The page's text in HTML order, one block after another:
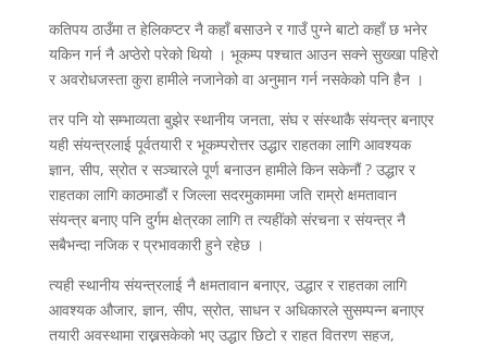
कतिपय ठाउँमा त हेलिकप्टर नै कहाँ बसाउने र गाउँ पुग्ने बाटो कहाँ छ भनेर
यकिन गर्न नै अप्ठेरो परेको थियो । भूकम्प पश्चात आउन सक्ने सुख्खा पहिरो
र अवरोधजस्ता कुरा हामीले नजानेको वा अनुमान गर्न नसकेको पनि हैन ।
तर पनि यो सम्भाव्यता बुझेर स्थानीय जनता, संघ र संस्थाकै संयन्त्र बनाएर
यही संयन्त्रलाई पूर्वतयारी र भूकम्परोत्तर उद्धार राहतका लागि आवश्यक
ज्ञान, सीप, स्रोत र सञ्चारले पूर्ण बनाउन हामीले किन सकेनौं ? उद्धार र
राहतका लागि काठमाडौं र जिल्ला सदरमुकाममा जति राम्रो क्षमतावान
संयन्त्र बनाए पनि दुर्गम क्षेत्रका लागि त त्यहींको संरचना र संयन्त्र नै
सबैभन्दा नजिक र प्रभावकारी हुने रहेछ ।
त्यही स्थानीय संयन्त्रलाई नै क्षमतावान बनाएर, उद्धार र राहतका लागि
आवश्यक औजार, ज्ञान, सीप, स्रोत, साधन र अधिकारले सुसम्पन्न बनाएर
तयारी अवस्थामा राख्नसकेको भए उद्धार छिटो र राहत वितरण सहज,